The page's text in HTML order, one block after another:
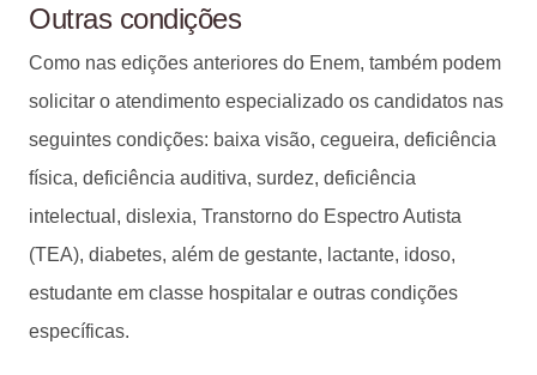
Outras condições
Como nas edições anteriores do Enem, também podem
solicitar o atendimento especializado os candidatos nas
seguintes condições: baixa visão, cegueira, deficiência
física, deficiência auditiva, surdez, deficiência
intelectual, dislexia, Transtorno do Espectro Autista
(TEA), diabetes, além de gestante, lactante, idoso,
estudante em classe hospitalar e outras condições
específicas.